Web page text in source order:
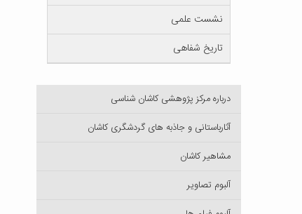
نشست علمی
تاریخ شفاهی
درباره مرکز پژوهشی کاشان شناسی
آثارباستانی و جاذبه های گردشگری کاشان
مشاهیر کاشان
آلبوم تصاویر